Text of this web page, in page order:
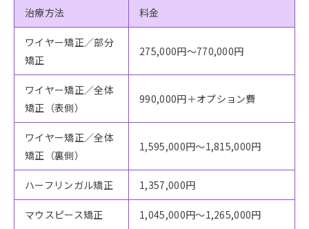
治療方法 料金
ワイヤー矯正／部分
矯正
275,000円～770,000円
ワイヤー矯正／全体
矯正（表側）
990,000円＋オプション費
ワイヤー矯正／全体
矯正（裏側）
1,595,000円～1,815,000円
ハーフリンガル矯正 1,357,000円
マウスピース矯正 1,045,000円～1,265,000円